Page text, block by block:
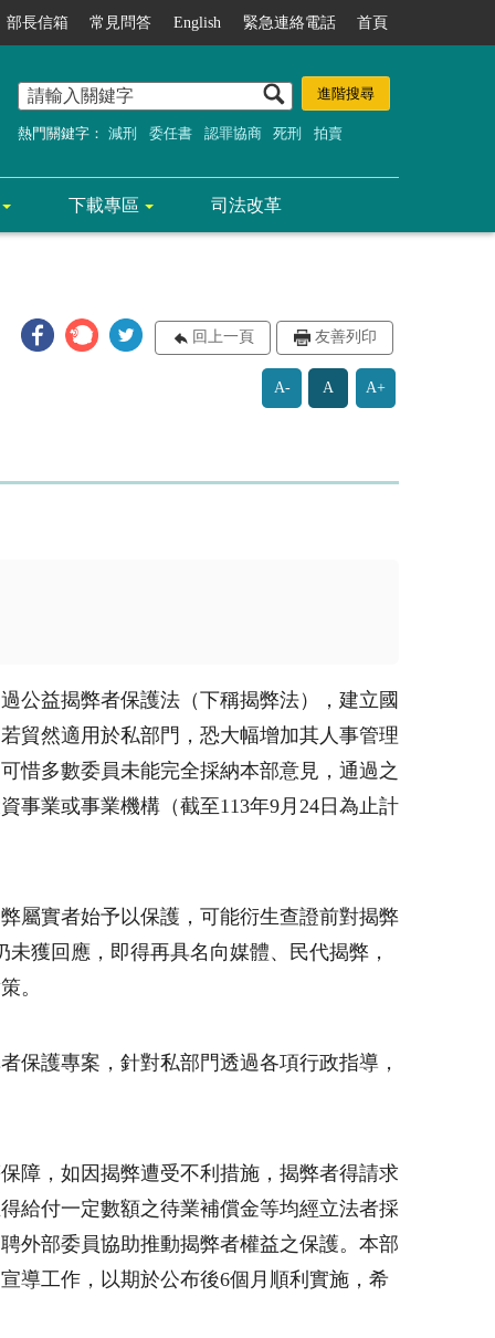
部長信箱 常見問答 English 緊急連絡電話 首頁
熱門關鍵字： 減刑 委任書 認罪協商 死刑 拍賣
下載專區 司法改革
回上一頁 友善列印
A- A A+
公益揭弊者保護法（下稱揭弊法），建立國
貿然適用於私部門，恐大幅增加其人事管理
惜多數委員未能完全採納本部意見，通過之
事業或事業機構（截至113年9月24日為止計
屬實者始予以保護，可能衍生查證前對揭弊
獲回應，即得再具名向媒體、民代揭弊，
。
保護專案，針對私部門透過各項行政指導，
障，如因揭弊遭受不利措施，揭弊者得請求
給付一定數額之待業補償金等均經立法者採
外部委員協助推動揭弊者權益之保護。本部
導工作，以期於公布後6個月順利實施，希